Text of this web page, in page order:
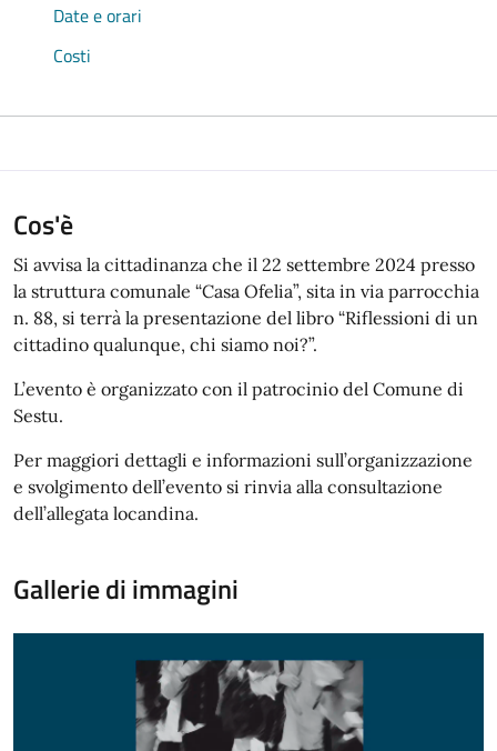
Date e orari
Costi
Cos'è
Si avvisa la cittadinanza che il 22 settembre 2024 presso
la struttura comunale “Casa Ofelia”, sita in via parrocchia
n. 88, si terrà la presentazione del libro “Riflessioni di un
cittadino qualunque, chi siamo noi?”.
L’evento è organizzato con il patrocinio del Comune di
Sestu.
Per maggiori dettagli e informazioni sull’organizzazione
e svolgimento dell’evento si rinvia alla consultazione
dell’allegata locandina.
Gallerie di immagini